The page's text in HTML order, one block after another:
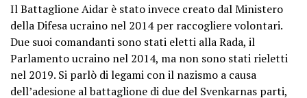
Il Battaglione Aidar è stato invece creato dal Ministero
della Difesa ucraino nel 2014 per raccogliere volontari.
Due suoi comandanti sono stati eletti alla Rada, il
Parlamento ucraino nel 2014, ma non sono stati rieletti
nel 2019. Si parlò di legami con il nazismo a causa
dell’adesione al battaglione di due del Svenkarnas parti,